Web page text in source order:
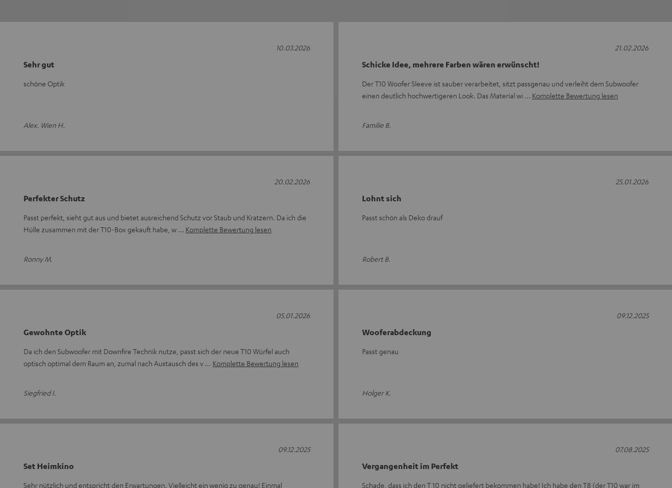
Sehr gut
schöne Optik
Alex. Wien H.
10.03.2026
Schicke Idee, mehrere Farben wären erwünscht!
Der T10 Woofer Sleeve ist sauber verarbeitet, sitzt passgenau und verleiht dem Subwoofer
einen deutlich hochwertigeren Look. Das Material wi
Komplette Bewertung lesen
Familie B.
21.02.2026
Perfekter Schutz
Passt perfekt, sieht gut aus und bietet ausreichend Schutz vor Staub und Kratzern. Da ich die
Hülle zusammen mit der T10-Box gekauft habe, w
Komplette Bewertung lesen
Ronny M.
20.02.2026
Lohnt sich
Passt schön als Deko drauf
Robert B.
25.01.2026
Gewohnte Optik
Da ich den Subwoofer mit Downfire Technik nutze, passt sich der neue T10 Würfel auch
optisch optimal dem Raum an, zumal nach Austausch des v
Komplette Bewertung lesen
Siegfried I.
05.01.2026
Wooferabdeckung
Passt genau
Holger K.
09.12.2025
Set Heimkino
Sehr nützlich und entspricht den Erwartungen. Vielleicht ein wenig zu genau! Einmal
09.12.2025
Vergangenheit im Perfekt
Schade, dass ich den T 10 nicht geliefert bekommen habe! Ich habe den T8 (der T10 war im
07.08.2025